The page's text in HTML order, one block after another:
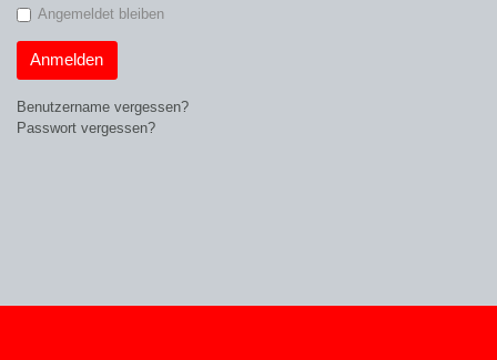
Angemeldet bleiben
Anmelden
Benutzername vergessen?
Passwort vergessen?